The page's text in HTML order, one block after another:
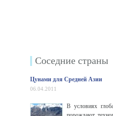
Соседние страны
Цунами для Средней Азии
06.04.2011
В условиях